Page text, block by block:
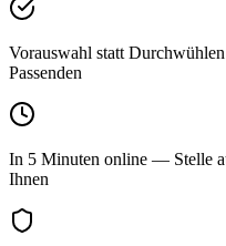
Vorauswahl statt Durchwühlen
Passenden
In 5 Minuten online — Stelle
Ihnen